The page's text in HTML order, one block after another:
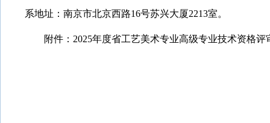
系地址：南京市北京西路16号苏兴大厦2213室。
附件： 2025年度省工艺美术专业高级专业技术资格评